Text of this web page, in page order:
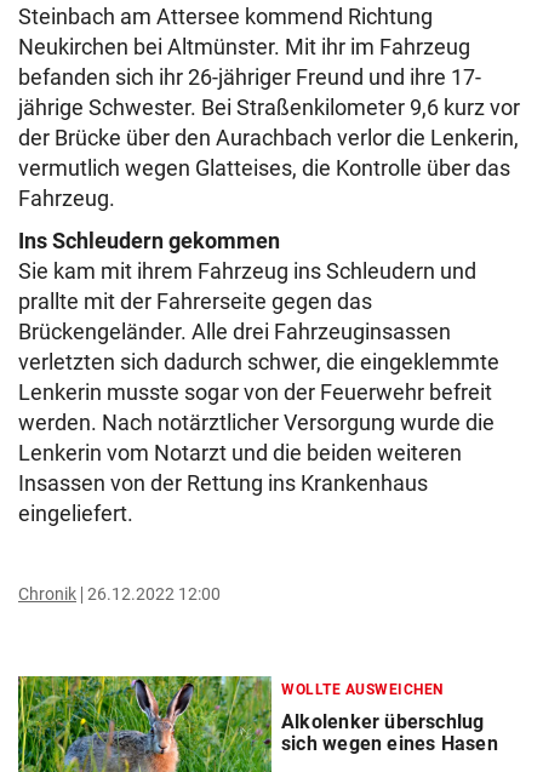
Steinbach am Attersee kommend Richtung
Neukirchen bei Altmünster. Mit ihr im Fahrzeug
befanden sich ihr 26-jähriger Freund und ihre 17-
jährige Schwester. Bei Straßenkilometer 9,6 kurz vor
der Brücke über den Aurachbach verlor die Lenkerin,
vermutlich wegen Glatteises, die Kontrolle über das
Fahrzeug.
Ins Schleudern gekommen
Sie kam mit ihrem Fahrzeug ins Schleudern und
prallte mit der Fahrerseite gegen das
Brückengeländer. Alle drei Fahrzeuginsassen
verletzten sich dadurch schwer, die eingeklemmte
Lenkerin musste sogar von der Feuerwehr befreit
werden. Nach notärztlicher Versorgung wurde die
Lenkerin vom Notarzt und die beiden weiteren
Insassen von der Rettung ins Krankenhaus
eingeliefert.
Chronik 26.12.2022 12:00
WOLLTE AUSWEICHEN
Alkolenker überschlug
sich wegen eines Hasen